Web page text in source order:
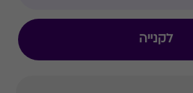
לקנייה